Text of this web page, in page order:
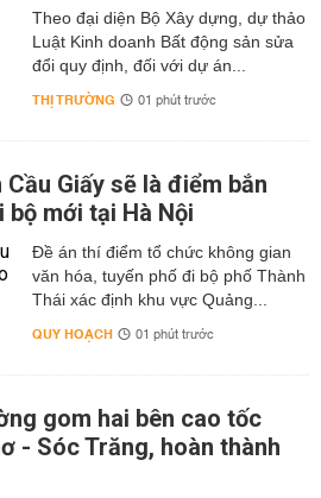
Theo đại diện Bộ Xây dựng, dự thảo
Luật Kinh doanh Bất động sản sửa
đổi quy định, đối với dự án...
THỊ TRƯỜNG 01 phút trước
Giấy sẽ là điểm bắn
bộ mới tại Hà Nội
Đề án thí điểm tổ chức không gian
văn hóa, tuyến phố đi bộ phố Thành
Thái xác định khu vực Quảng...
QUY HOẠCH 01 phút trước
gom hai bên cao tốc
- Sóc Trăng, hoàn thành